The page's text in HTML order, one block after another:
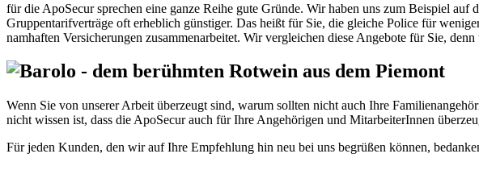
für die ApoSecur sprechen eine ganze Reihe gute Gründe. Wir haben uns zum Beispiel
Gruppentarifverträge oft erheblich günstiger. Das heißt für Sie, die gleiche Police für
namhaften Versicherungen zusammenarbeitet. Wir vergleichen diese Angebote für Sie,
Wenn Sie von unserer Arbeit überzeugt sind, warum sollten nicht auch Ihre
nicht wissen ist, dass die ApoSecur auch für Ihre Angehörigen und MitarbeiterInnen
Für jeden Kunden, den wir auf Ihre Empfehlung hin neu bei uns begrüßen können,